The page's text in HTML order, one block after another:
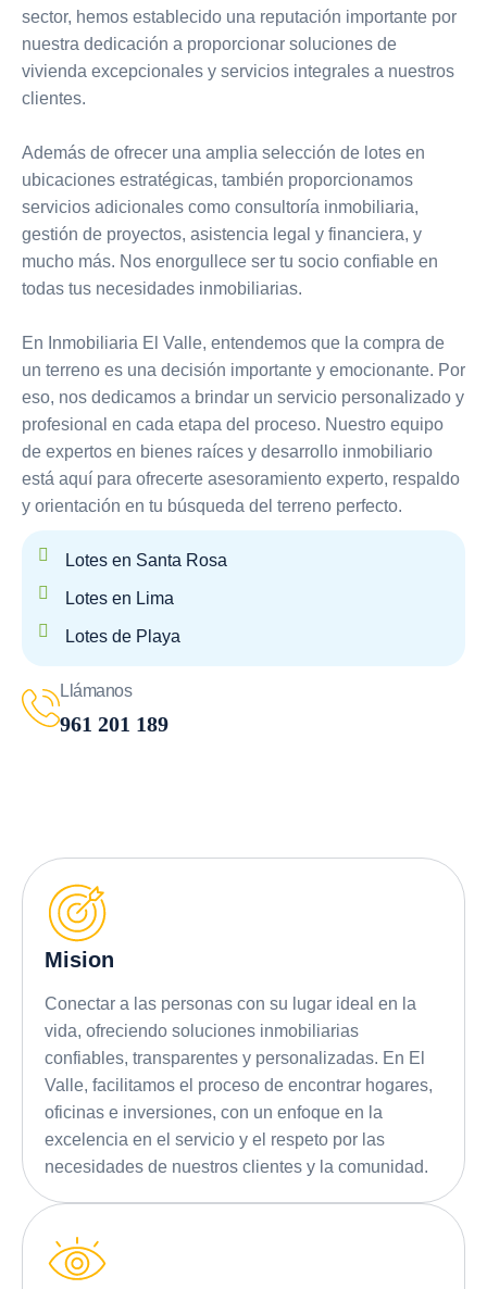
sector, hemos establecido una reputación importante por
nuestra dedicación a proporcionar soluciones de
vivienda excepcionales y servicios integrales a nuestros
clientes.
Además de ofrecer una amplia selección de lotes en
ubicaciones estratégicas, también proporcionamos
servicios adicionales como consultoría inmobiliaria,
gestión de proyectos, asistencia legal y financiera, y
mucho más. Nos enorgullece ser tu socio confiable en
todas tus necesidades inmobiliarias.
En Inmobiliaria El Valle, entendemos que la compra de
un terreno es una decisión importante y emocionante. Por
eso, nos dedicamos a brindar un servicio personalizado y
profesional en cada etapa del proceso. Nuestro equipo
de expertos en bienes raíces y desarrollo inmobiliario
está aquí para ofrecerte asesoramiento experto, respaldo
y orientación en tu búsqueda del terreno perfecto.
Lotes en Santa Rosa
Lotes en Lima
Lotes de Playa
Llámanos
961 201 189
Mision
Conectar a las personas con su lugar ideal en la
vida, ofreciendo soluciones inmobiliarias
confiables, transparentes y personalizadas. En El
Valle, facilitamos el proceso de encontrar hogares,
oficinas e inversiones, con un enfoque en la
excelencia en el servicio y el respeto por las
necesidades de nuestros clientes y la comunidad.